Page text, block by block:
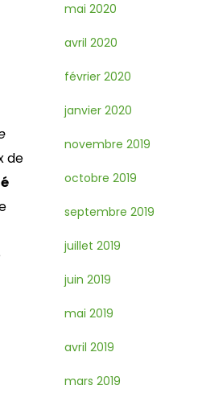
de
mai 2020
avril 2020
février 2020
janvier 2020
novembre 2019
octobre 2019
septembre 2019
juillet 2019
juin 2019
mai 2019
avril 2019
mars 2019